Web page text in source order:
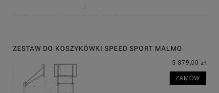
ZESTAW DO KOSZYKÓWKI SPEED SPORT MALMO
5 879,00 zł
ZAMÓW